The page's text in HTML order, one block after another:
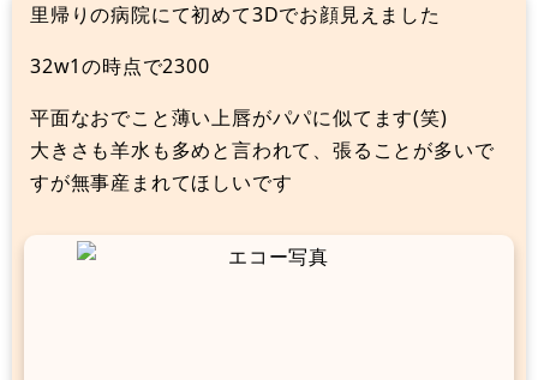
里帰りの病院にて初めて3Dでお顔見えました
32w1の時点で2300
平面なおでこと薄い上唇がパパに似てます(笑)
大きさも羊水も多めと言われて、張ることが多いで
すが無事産まれてほしいです